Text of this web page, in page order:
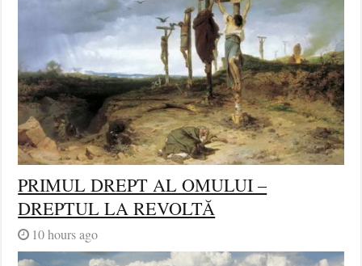
PRIMUL DREPT AL OMULUI –
DREPTUL LA REVOLTĂ
10 hours ago